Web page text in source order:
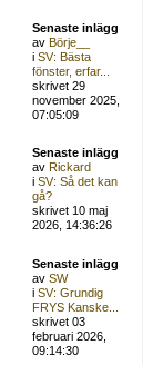
Senaste inlägg
avBörje__
iSV: Bästa
fönster, erfar...
skrivet 29
november 2025,
07:05:09
Senaste inlägg
avRickard
iSV: Så det kan
gå?
skrivet 10 maj
2026, 14:36:26
Senaste inlägg
avSW
iSV: Grundig
FRYS Kanske...
skrivet 03
februari 2026,
09:14:30